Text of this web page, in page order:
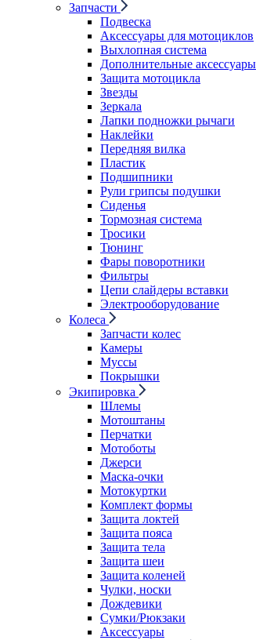
Запчасти
Подвеска
Аксессуары для мотоциклов
Выхлопная система
Дополнительные аксессуары
Защита мотоцикла
Звезды
Зеркала
Лапки подножки рычаги
Наклейки
Передняя вилка
Пластик
Подшипники
Рули грипсы подушки
Сиденья
Тормозная система
Тросики
Тюнинг
Фары поворотники
Фильтры
Цепи слайдеры вставки
Электрооборудование
Колеса
Запчасти колес
Камеры
Муссы
Покрышки
Экипировка
Шлемы
Мотоштаны
Перчатки
Мотоботы
Джерси
Маска-очки
Мотокуртки
Комплект формы
Защита локтей
Защита пояса
Защита тела
Защита шеи
Защита коленей
Чулки, носки
Дождевики
Сумки/Рюкзаки
Аксессуары